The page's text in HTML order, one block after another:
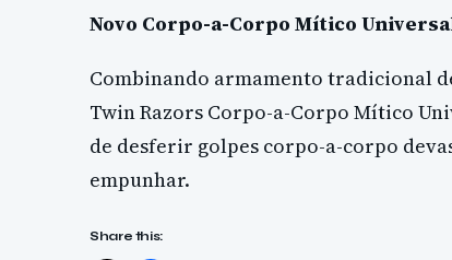
Novo Corpo-a-Corpo Mítico
Combinando armamento tradicional
Twin Razors Corpo-a-Corpo Mítico
de desferir golpes corpo-a-corpo
empunhar.
Share this: